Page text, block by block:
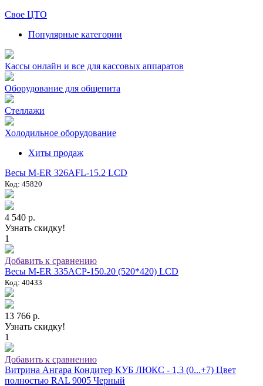
Свое ЦТО
Популярные категории
Кассы онлайн и все для кассовых аппаратов
Оборудование для общепита
Стеллажи
Холодильное оборудование
Хиты продаж
Весы M-ER 326AFL-15.2 LCD
Код: 45820
4 540 р.
Узнать скидку!
1
Добавить к сравнению
Весы M-ER 335ACP-150.20 (520*420) LCD
Код: 40433
13 766 р.
Узнать скидку!
1
Добавить к сравнению
Витрина Ангара Кондитер КУБ ЛЮКС - 1,3 (0...+7) Цвет
полностью RAL 9005 Черный